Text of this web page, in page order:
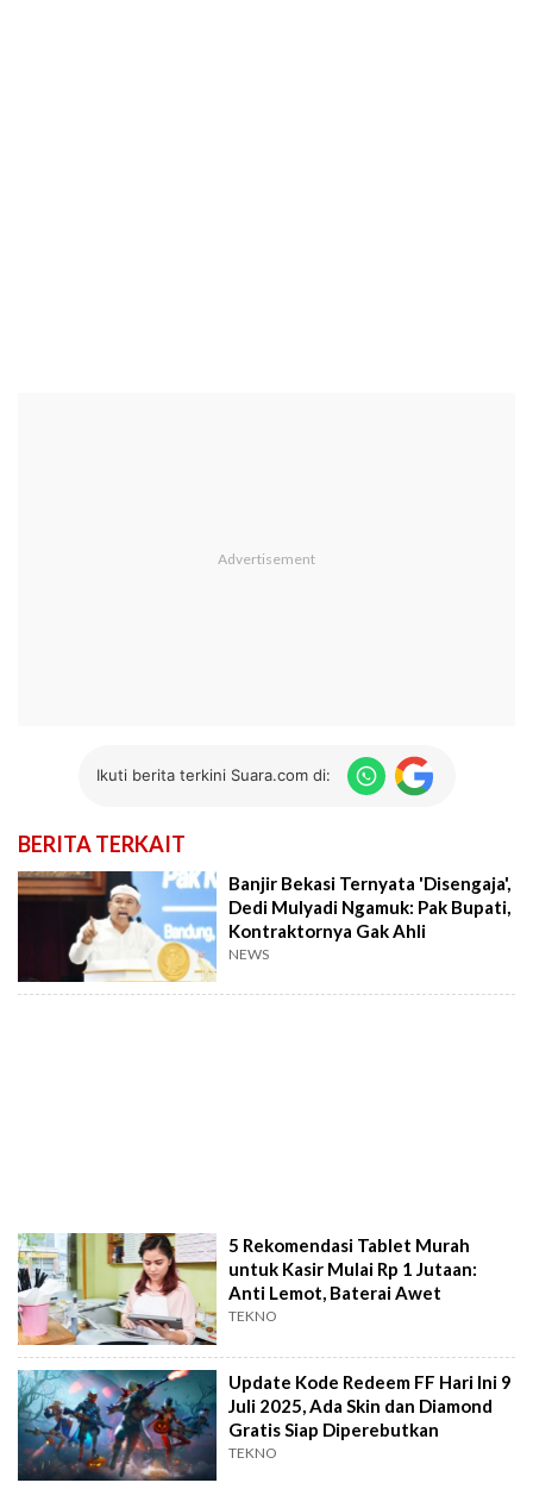
Ikuti berita terkini Suara.com di:
BERITA TERKAIT
Banjir Bekasi Ternyata 'Disengaja',
Dedi Mulyadi Ngamuk: Pak Bupati,
Kontraktornya Gak Ahli
NEWS
5 Rekomendasi Tablet Murah
untuk Kasir Mulai Rp 1 Jutaan:
Anti Lemot, Baterai Awet
TEKNO
Update Kode Redeem FF Hari Ini 9
Juli 2025, Ada Skin dan Diamond
Gratis Siap Diperebutkan
TEKNO